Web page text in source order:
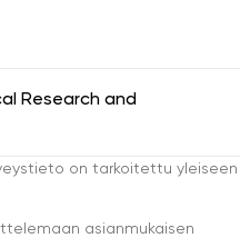
Research and
on tarkoitettu yleiseen
asianmukaisen